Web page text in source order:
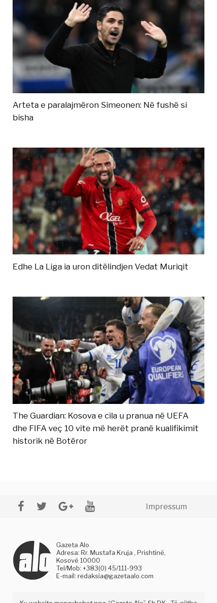
Arteta e paralajmëron Simeonen: Në fushë si
bisha
Edhe La Liga ia uron ditëlindjen Vedat Muriqit
The Guardian: Kosova e cila u pranua në UEFA
dhe FIFA veç 10 vite më herët pranë kualifikimit
historik në Botëror
Impressum
Gazeta Alo
Adresa: Rr. Mustafa Kruja , Prishtinë,
Kosovë 10000
Tel/Mob: +383(0) 45/111-993
E-mail:redaksia@gazetaalo.com